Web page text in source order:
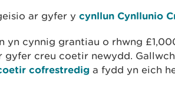
ar gyfer y cynllun Cynllunio
yn cynnig grantiau o rhwng
gyfer creu coetir newydd.
cofrestredig a fydd yn eich